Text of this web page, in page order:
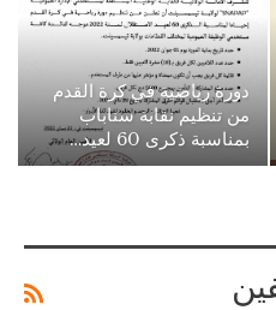
دورة رياضية في كرة القدم
من تنظيم نقابة سناباب
بمناسبة ذكرى 60 لعيد…